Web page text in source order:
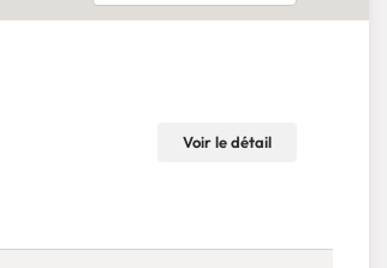
Voir le détail